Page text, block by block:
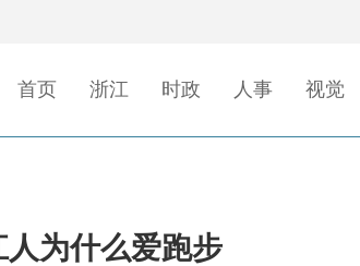
首页 浙江 时政 人事 视觉
为什么爱跑步